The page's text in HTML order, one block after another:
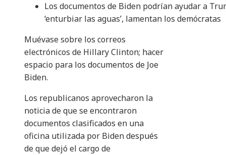
Los documentos de Biden podrían ayudar a
‘enturbiar las aguas’, lamentan los demócratas
Muévase sobre los correos
electrónicos de Hillary Clinton; hacer
espacio para los documentos de Joe
Biden.
Los republicanos aprovecharon la
noticia de que se encontraron
documentos clasificados en una
oficina utilizada por Biden después
de que dejó el cargo de